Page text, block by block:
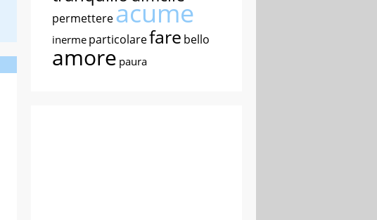
permettereacume
inerme particolarefare bello
amore paura